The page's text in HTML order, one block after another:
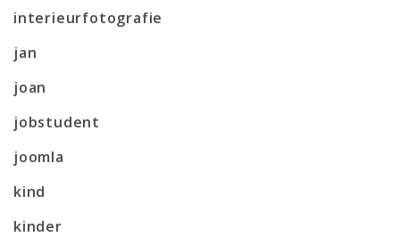
interieurfotografie
jan
joan
jobstudent
joomla
kind
kinder